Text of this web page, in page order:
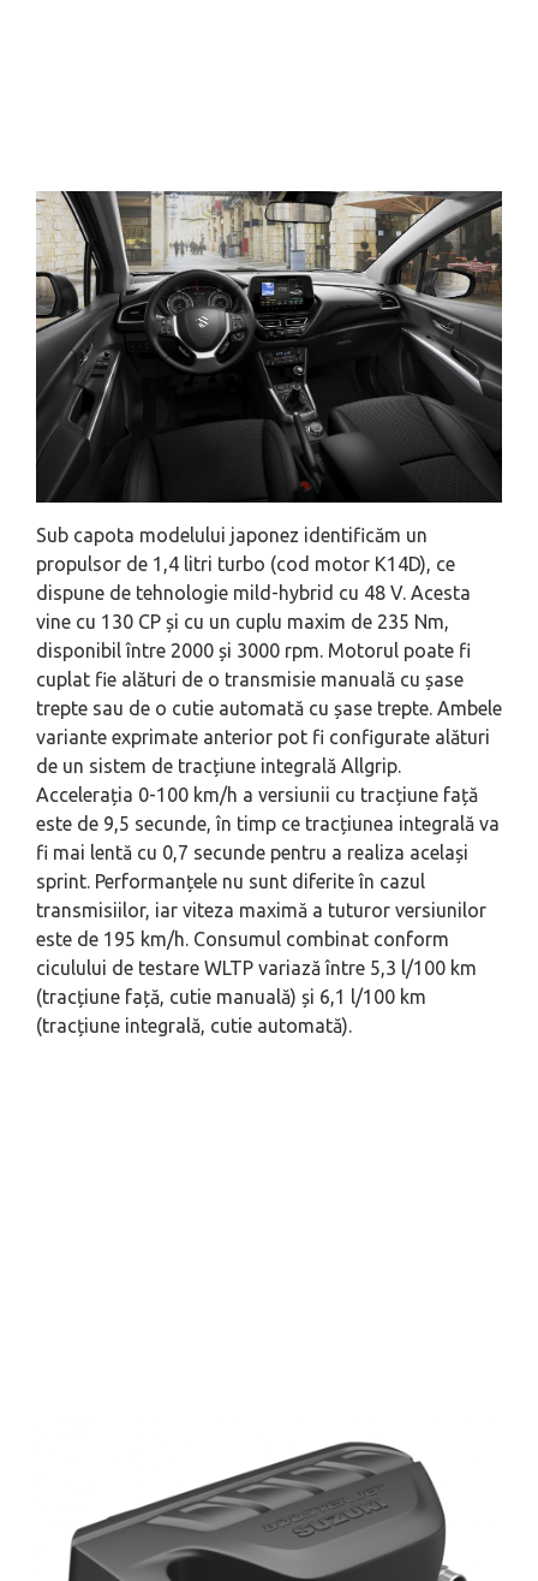
Sub capota modelului japonez identificăm un
propulsor de 1,4 litri turbo (cod motor K14D), ce
dispune de tehnologie mild-hybrid cu 48 V. Acesta
vine cu 130 CP și cu un cuplu maxim de 235 Nm,
disponibil între 2000 și 3000 rpm. Motorul poate fi
cuplat fie alături de o transmisie manuală cu șase
trepte sau de o cutie automată cu șase trepte. Ambele
variante exprimate anterior pot fi configurate alături
de un sistem de tracțiune integrală Allgrip.
Accelerația 0-100 km/h a versiunii cu tracțiune față
este de 9,5 secunde, în timp ce tracțiunea integrală va
fi mai lentă cu 0,7 secunde pentru a realiza același
sprint. Performanțele nu sunt diferite în cazul
transmisiilor, iar viteza maximă a tuturor versiunilor
este de 195 km/h. Consumul combinat conform
ciculului de testare WLTP variază între 5,3 l/100 km
(tracțiune față, cutie manuală) și 6,1 l/100 km
(tracțiune integrală, cutie automată).